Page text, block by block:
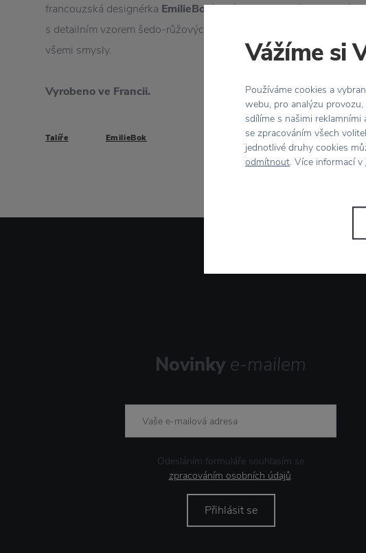
francouzská designérka EmilieBok‘. S tímto elegantním hlubokým
s detailním vzorem šedo-růžových jemných květů si vychutnáte
všemi smysly.
Vyrobeno ve Francii.
Talíře EmilieBok
Novinky e-mailem
Odesláním formuláře souhlasím se
zpracováním osobních údajů.
Přihlásit se
Vážíme si
Používáme cookies a
webu, pro analýzu
sdílíme s našimi
se zpracováním všech
jednotlivé druhy cookies
odmítnout. Více informací v